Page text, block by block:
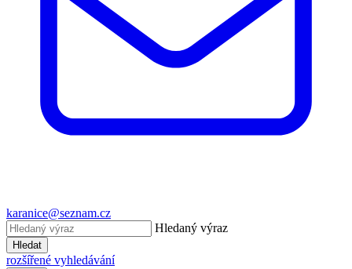
karanice@seznam.cz
Hledaný výraz
Hledat
rozšířené vyhledávání